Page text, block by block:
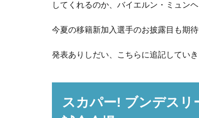
してくれるのか、バイエルン・ミュン
今夏の移籍新加入選手のお披露目も期
発表ありしだい、こちらに追記していき
スカパー! ブンデスリ